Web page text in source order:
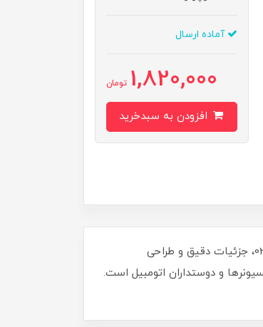
آماده ارسال
1,820,000 تومان
آیا آماده‌اید تا به دنیای هیجان و سرعت وارد شوید؟ ماشین فلزی دوج چارجر از سری محبوب سریع و خشن با مقیاس 1/28 کد 023EZ، جزئیات دقیق و طراحی
و دوستداران اتومبیل است.